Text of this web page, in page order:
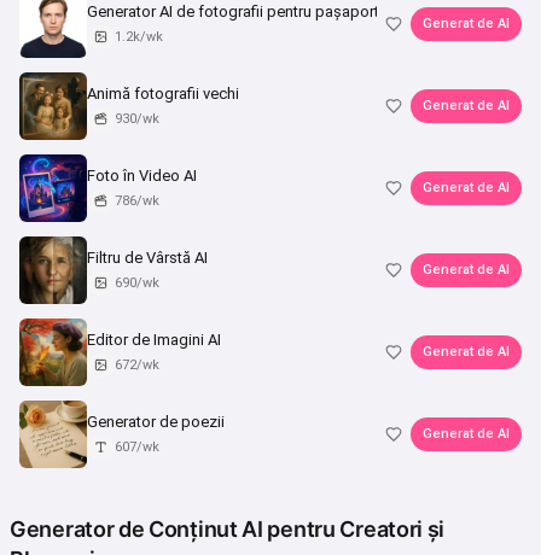
Generator AI de fotografii pentru pașaport
1.2k/wk
Generat de AI
Animă fotografii vechi
930/wk
Generat de AI
Foto în Video AI
786/wk
Generat de AI
Filtru de Vârstă AI
690/wk
Generat de AI
Editor de Imagini AI
672/wk
Generat de AI
Generator de poezii
607/wk
Generat de AI
Generator de Conținut AI pentru Creatori și